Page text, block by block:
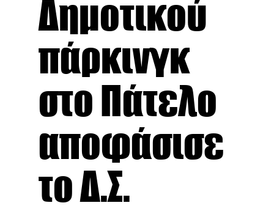
Δημοτικού
πάρκινγκ
στο Πάτελο
αποφάσισε
το Δ.Σ.